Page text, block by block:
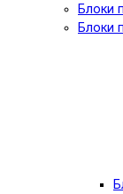
Блоки
Блоки